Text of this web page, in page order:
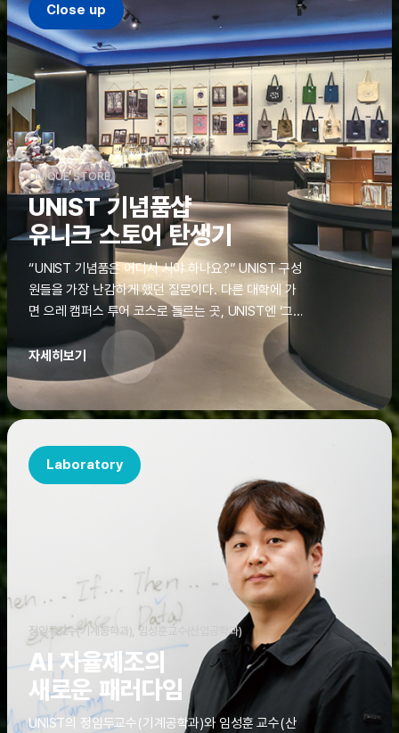
Close up
UNIQUE STORE
UNIST 기념품샵
유니크 스토어 탄생기
“UNIST 기념품은 어디서 사야 하나요?” UNIST 구성
원들을 가장 난감하게 했던 질문이다. 다른 대학에 가
면 으레 캠퍼스 투어 코스로 들르는 곳, UNIST엔 ‘그
것’이 없었다. 학교 탐방을 왔던 고등학생도, 자녀를 방
문하러 온 학부모도 빈손으로 돌려보내야 했던 아쉬움
을 달래줄 공간이 ‘유니크 스토어(UNIQUE
STORE)’라는 이름으로 지난해 11월 문을 열었다.
자세히보기
Laboratory
정임두교수(기계공학과), 임성훈교수(산업공학과)
AI 자율제조의
새로운 패러다임
UNIST의 정임두교수(기계공학과)와 임성훈 교수(산